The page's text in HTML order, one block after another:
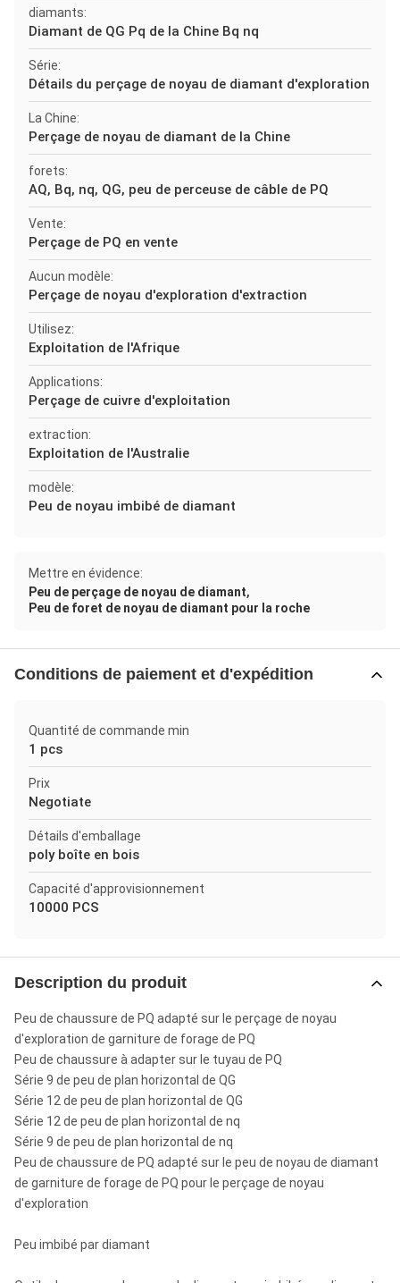
diamants:
Diamant de QG Pq de la Chine Bq nq
Série:
Détails du perçage de noyau de diamant d'exploration
La Chine:
Perçage de noyau de diamant de la Chine
forets:
AQ, Bq, nq, QG, peu de perceuse de câble de PQ
Vente:
Perçage de PQ en vente
Aucun modèle:
Perçage de noyau d'exploration d'extraction
Utilisez:
Exploitation de l'Afrique
Applications:
Perçage de cuivre d'exploitation
extraction:
Exploitation de l'Australie
modèle:
Peu de noyau imbibé de diamant
Mettre en évidence:
Peu de perçage de noyau de diamant,
Peu de foret de noyau de diamant pour la roche
Conditions de paiement et d'expédition
Quantité de commande min
1 pcs
Prix
Negotiate
Détails d'emballage
poly boîte en bois
Capacité d'approvisionnement
10000 PCS
Description du produit
Peu de chaussure de PQ adapté sur le perçage de noyau
d'exploration de garniture de forage de PQ
Peu de chaussure à adapter sur le tuyau de PQ
Série 9 de peu de plan horizontal de QG
Série 12 de peu de plan horizontal de QG
Série 12 de peu de plan horizontal de nq
Série 9 de peu de plan horizontal de nq
Peu de chaussure de PQ adapté sur le peu de noyau de diamant
de garniture de forage de PQ pour le perçage de noyau
d'exploration
Peu imbibé par diamant